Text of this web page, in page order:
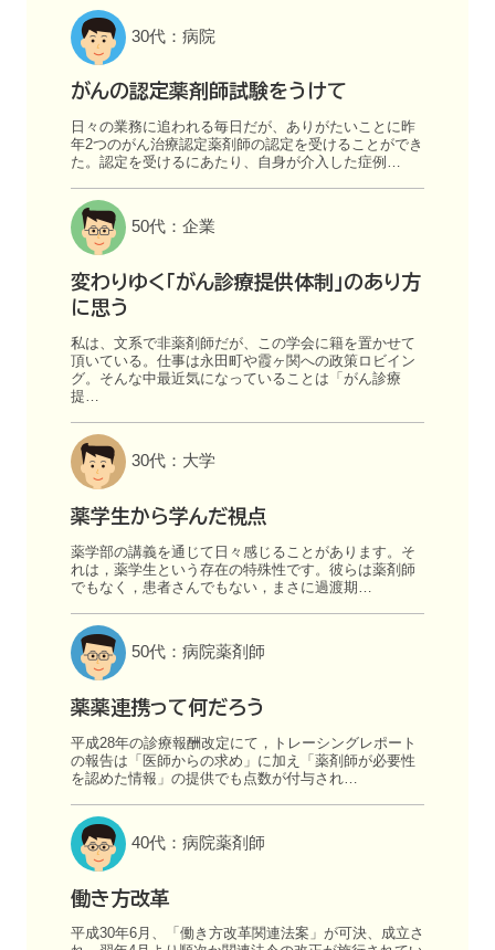
30代：病院
がんの認定薬剤師試験をうけて
日々の業務に追われる毎日だが、ありがたいことに昨
年2つのがん治療認定薬剤師の認定を受けることができ
た。認定を受けるにあたり、自身が介入した症例…
50代：企業
変わりゆく「がん診療提供体制」のあり方
に思う
私は、文系で非薬剤師だが、この学会に籍を置かせて
頂いている。仕事は永田町や霞ヶ関への政策ロビイン
グ。そんな中最近気になっていることは「がん診療
提…
30代：大学
薬学生から学んだ視点
薬学部の講義を通じて日々感じることがあります。そ
れは，薬学生という存在の特殊性です。彼らは薬剤師
でもなく，患者さんでもない，まさに過渡期…
50代：病院薬剤師
薬薬連携って何だろう
平成28年の診療報酬改定にて，トレーシングレポート
の報告は「医師からの求め」に加え「薬剤師が必要性
を認めた情報」の提供でも点数が付与され…
40代：病院薬剤師
働き方改革
平成30年6月、「働き方改革関連法案」が可決、成立さ